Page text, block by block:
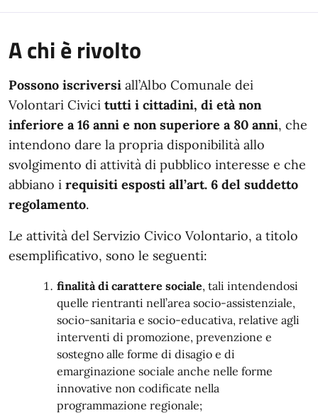
A chi è rivolto
Possono iscriversi all’Albo Comunale dei
Volontari Civici tutti i cittadini, di età non
inferiore a 16 anni e non superiore a 80 anni, che
intendono dare la propria disponibilità allo
svolgimento di attività di pubblico interesse e che
abbiano i requisiti esposti all’art. 6 del suddetto
regolamento.
Le attività del Servizio Civico Volontario, a titolo
esemplificativo, sono le seguenti:
finalità di carattere sociale, tali intendendosi
quelle rientranti nell’area socio-assistenziale,
socio-sanitaria e socio-educativa, relative agli
interventi di promozione, prevenzione e
sostegno alle forme di disagio e di
emarginazione sociale anche nelle forme
innovative non codificate nella
programmazione regionale;